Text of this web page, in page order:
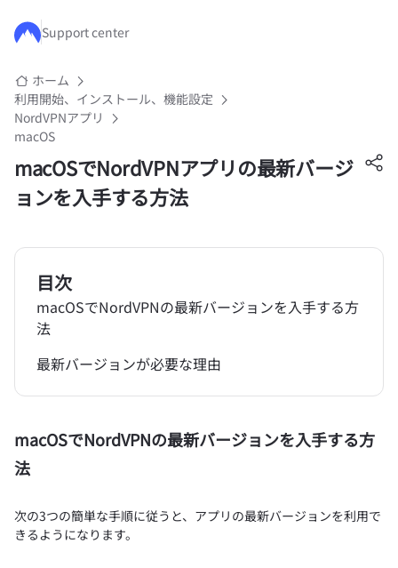
メインコンテンツにスキップ
Support center
ホーム
利用開始、インストール、機能設定
NordVPNアプリ
macOS
macOSでNordVPNアプリの最新バージ
ョンを入手する方法
目次
macOSでNordVPNの最新バージョンを入手する方
法
最新バージョンが必要な理由
macOSでNordVPNの最新バージョンを入手する方
法
次の3つの簡単な手順に従うと、アプリの最新バージョンを利用で
きるようになります。